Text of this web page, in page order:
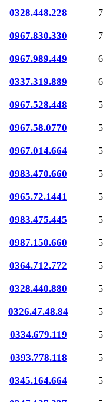
0328.448.228
0967.830.330
0967.989.449
0337.319.889
0967.528.448
0967.58.0770
0967.014.664
0983.470.660
0965.72.1441
0983.475.445
0987.150.660
0364.712.772
0328.440.880
0326.47.48.84
0334.679.119
0393.778.118
0345.164.664